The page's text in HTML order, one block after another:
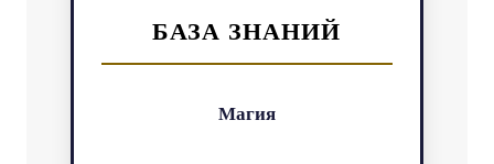
БАЗА ЗНАНИЙ
Магия